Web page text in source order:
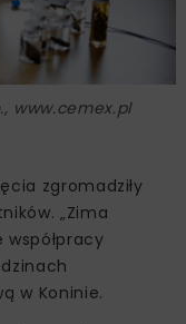
www.cemex.pl
zgromadziły
„Zima
współpracy
w Koninie.